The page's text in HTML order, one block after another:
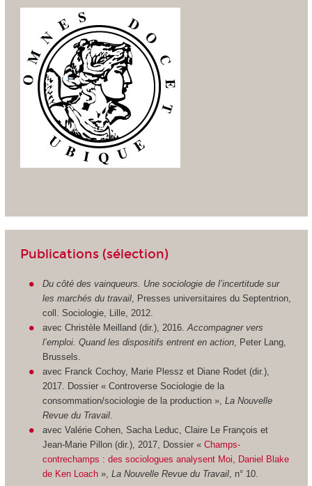
Publications (sélection)
Du côté des vainqueurs. Une sociologie de l’incertitude sur
les marchés du travail, Presses universitaires du Septentrion,
coll. Sociologie, Lille, 2012.
avec Christèle Meilland (dir.), 2016.Accompagner vers
l’emploi. Quand les dispositifs entrent en action, Peter Lang,
Brussels.
avec Franck Cochoy, Marie Plessz et Diane Rodet (dir.),
2017. Dossier « Controverse Sociologie de la
consommation/sociologie de la production »,La Nouvelle
Revue du Travail.
avec Valérie Cohen, Sacha Leduc, Claire Le François et
Jean-Marie Pillon (dir.), 2017, Dossier «Champs-
contrechamps : des sociologues analysent Moi, Daniel Blake
de Ken Loach »,La Nouvelle Revue du Travail, n° 10.